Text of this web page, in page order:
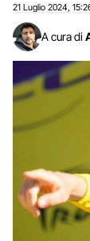
21 Luglio 2024
A cura di